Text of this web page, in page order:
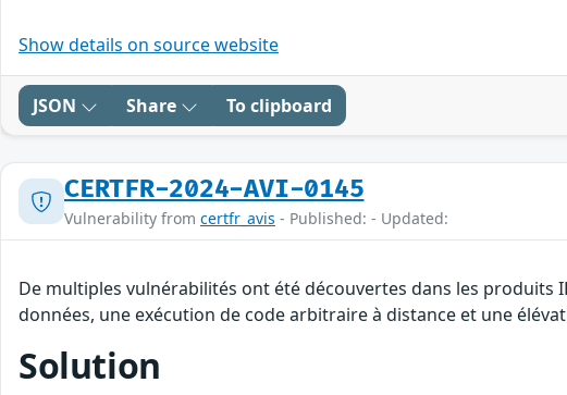
Show details on source website
JSON Share To clipboard
CERTFR-2024-AVI-0145
Vulnerability from certfr_avis - Published: - Updated:
De multiples vulnérabilités ont été découvertes dans les
données, une exécution de code arbitraire à distance et une
Solution